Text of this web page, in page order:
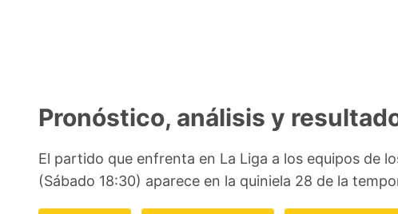
Pronóstico, análisis y
El partido que enfrenta en La Liga a los equipos de
(Sábado 18:30) aparece en la quiniela 28 de la